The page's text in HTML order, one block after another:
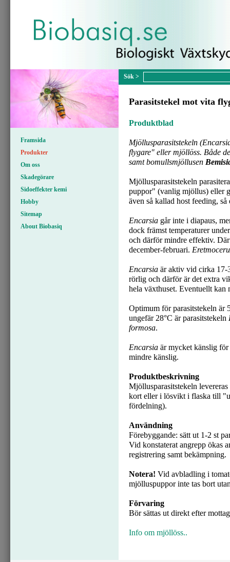
Framsida
Produkter
Om oss
Skadegörare
Sidoeffekter kemi
Hobby
Sitemap
About Biobasiq
Parasitstekel mot vita
Produktblad
Mjöllusparasitstekeln (
flygare" eller mjöllöss. Både
samt bomullsmjöllusen
Mjöllusparasitstekeln
puppor" (vanlig mjöllus) eller
även så kallad host feeding,
Encarsia går inte i diapaus,
dock främst temperaturer
och därför mindre effektiv.
december-februari.
Encarsia är aktiv vid cirka 17-
rörlig och därför är det extra
hela växthuset. Eventuellt
Optimum för parasitstekeln är
ungefär 28°C är parasitstekeln
formosa.
Encarsia är mycket känslig
mindre känslig.
Produktbeskrivning
Mjöllusparasitstekeln
kort eller i lösvikt i flaska till
fördelning).
Användning
Förebyggande: sätt ut 1-2 st
Vid konstaterat angrepp ökas
registrering samt bekämpning.
Notera! Vid avbladling i
mjölluspuppor inte tas bort
Förvaring
Bör sättas ut direkt efter
Info om mjöllöss..